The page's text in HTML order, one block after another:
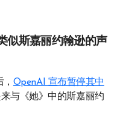
似斯嘉丽约翰逊的声
OpenAI 宣布暂停其中
与《她》中的斯嘉丽约